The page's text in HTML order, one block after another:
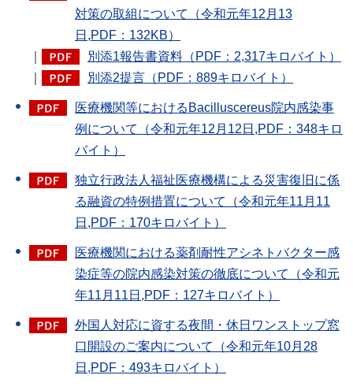
対策の取組について（令和元年12月13
日,PDF：132KB）
別添1報告書資料（PDF：2,317キロバイト）
別添2提言（PDF：889キロバイト）
医療機関等におけるBacilluscereus院内感染事
例について（令和元年12月12日,PDF：348キロ
バイト）
独立行政法人福祉医療機構による災害復旧に係
る融資の特例措置について（令和元年11月11
日,PDF：170キロバイト）
医療機関における薬剤耐性アシネトバクター感
染症等の院内感染対策の徹底について（令和元
年11月11日,PDF：127キロバイト）
外国人対応に資する夜間・休日ワンストップ窓
口開設のご案内について（令和元年10月28
日,PDF：493キロバイト）